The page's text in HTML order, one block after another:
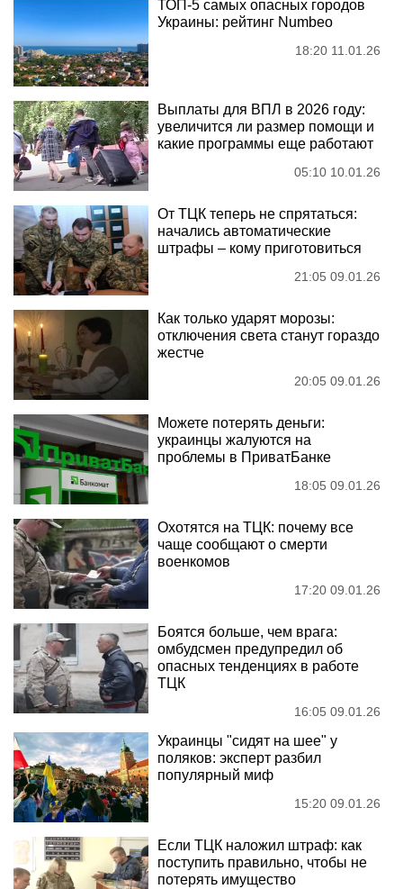
ТОП-5 самых опасных городов
Украины: рейтинг Numbeo
18:20 11.01.26
Выплаты для ВПЛ в 2026 году:
увеличится ли размер помощи и
какие программы еще работают
05:10 10.01.26
От ТЦК теперь не спрятаться:
начались автоматические
штрафы – кому приготовиться
21:05 09.01.26
Как только ударят морозы:
отключения света станут гораздо
жестче
20:05 09.01.26
Можете потерять деньги:
украинцы жалуются на
проблемы в ПриватБанке
18:05 09.01.26
Охотятся на ТЦК: почему все
чаще сообщают о смерти
военкомов
17:20 09.01.26
Боятся больше, чем врага:
омбудсмен предупредил об
опасных тенденциях в работе
ТЦК
16:05 09.01.26
Украинцы "сидят на шее" у
поляков: эксперт разбил
популярный миф
15:20 09.01.26
Если ТЦК наложил штраф: как
поступить правильно, чтобы не
потерять имущество